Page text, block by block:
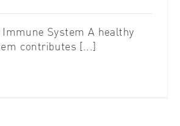
Immune System A healthy
contributes [...]